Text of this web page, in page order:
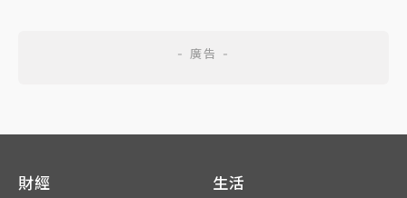
財經 生活